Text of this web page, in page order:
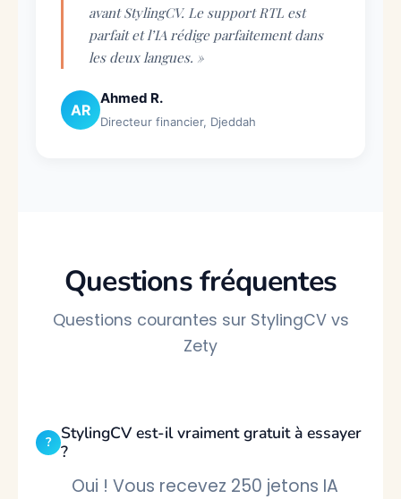
avant StylingCV. Le support RTL est
parfait et l’IA rédige parfaitement dans
les deux langues. »
AR
Ahmed R.
Directeur financier, Djeddah
Questions fréquentes
Questions courantes sur StylingCV vs
Zety
StylingCV est-il vraiment gratuit à essayer
?
Oui ! Vous recevez 250 jetons IA